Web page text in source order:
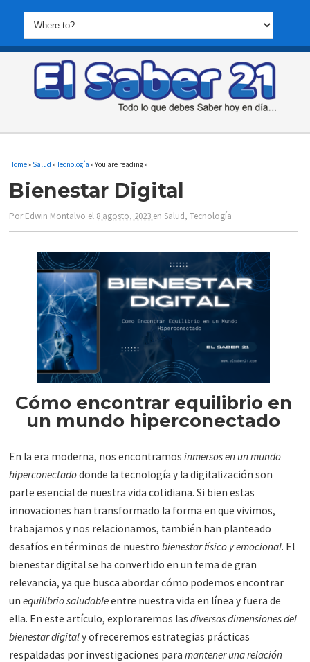
Home» Salud »Tecnología » You are reading »
Bienestar Digital
PorEdwin Montalvo el 8 agosto, 2023 enSalud,Tecnología
Cómo encontrar equilibrio en
un mundo hiperconectado
En la era moderna, nos encontramosinmersos en un mundo
hiperconectadodonde la tecnología y la digitalización son
parte esencial de nuestra vida cotidiana. Si bien estas
innovaciones han transformado la forma en que vivimos,
trabajamos y nos relacionamos, también han planteado
desafíos en términos de nuestrobienestar físico y emocional. El
bienestar digital se ha convertido en un tema de gran
relevancia, ya que busca abordar cómo podemos encontrar
unequilibrio saludableentre nuestra vida en línea y fuera de
ella. En este artículo, exploraremos lasdiversas dimensiones del
bienestar digitaly ofreceremos estrategias prácticas
respaldadas por investigaciones paramantener una relación